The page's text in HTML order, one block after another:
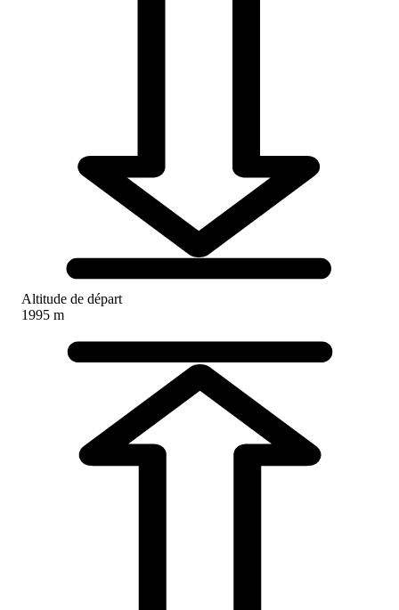
Altitude de départ
1995 m